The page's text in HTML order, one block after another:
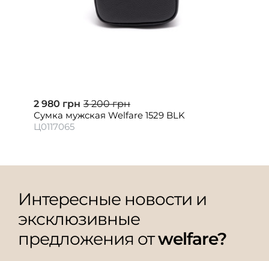
2 980 грн 3 200 грн
Сумка мужская Welfare 1529 BLK
Ц0117065
Интересные новости и
эксклюзивные
предложения отwelfare?